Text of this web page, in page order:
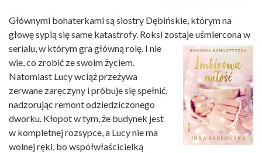
Głównymi bohaterkami są siostry Dębińskie, którym na
głowę sypią się same katastrofy. Roksi zostaje uśmiercona w
serialu, w którym gragłówną rolę. I nie
wie, co zrobić ze swoim życiem.
Natomiast Lucy wciąż przeżywa
zerwane zaręczyny i próbuje się spełnić,
nadzorując remont odziedziczonego
dworku. Kłopot w tym, że budynek jest
w kompletnej rozsypce, a Lucy nie ma
wolnej ręki, bo współwłaścicielką